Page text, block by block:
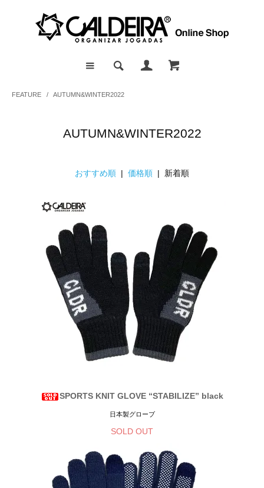
FEATURE / AUTUMN&WINTER2022
AUTUMN&WINTER2022
おすすめ順 | 価格順 | 新着順
SPORTS KNIT GLOVE “STABILIZE” black
日本製グローブ
SOLD OUT